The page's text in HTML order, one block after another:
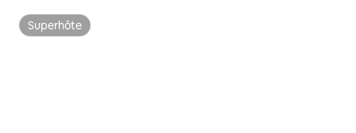
Superhôte
Superhôte